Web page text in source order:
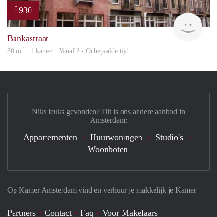
€ 930
Bankastraat
30 m2 · 1 kamer · Vanaf ? - Onbepaalde tijd
Op Kamer Amsterdam vind en verhuur je makkelijk je Kamer
Partners Contact Faq Voor Makelaars
Niks leuks gevonden? Dit is ons andere aanbod in
Amsterdam:
Appartementen Huurwoningen
Studio's
Woonboten